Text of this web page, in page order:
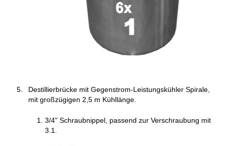
Destillierbrücke mit Gegenstrom-Leistungskühler Spirale,
mit großzügigen 2,5 m Kühllänge.
3/4" Schraubnippel, passend zur Verschraubung mit
3.1.